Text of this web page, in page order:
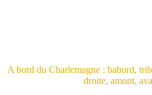
A bord du Charlemagne : babord,
droite, amont,